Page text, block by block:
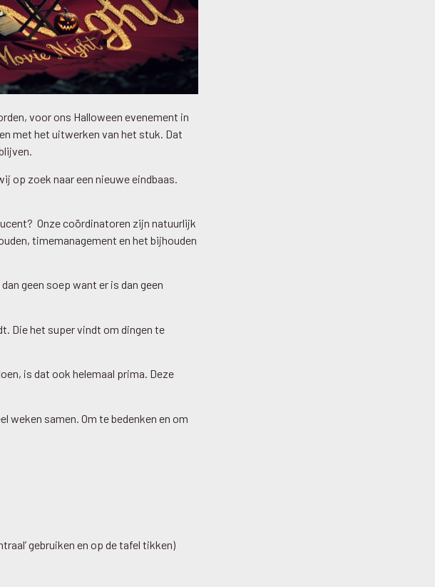
voor ons Halloween evenement in
met het uitwerken van het stuk. Dat
op zoek naar een nieuwe eindbaas.
Onze coördinatoren zijn natuurlijk
timemanagement en het bijhouden
geen soep want er is dan geen
Die het super vindt om dingen te
is dat ook helemaal prima. Deze
weken samen. Om te bedenken en om
gebruiken en op de tafel tikken)